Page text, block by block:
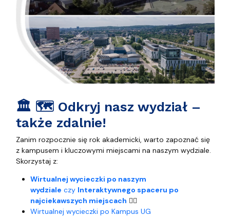
🏛️ 🗺️ Odkryj nasz wydział –
także zdalnie!
Zanim rozpocznie się rok akademicki, warto zapoznać się
z kampusem i kluczowymi miejscami na naszym wydziale.
Skorzystaj z:
Wirtualnej wycieczki po naszym
wydziale czy Interaktywnego spaceru po
najciekawszych miejscach 🚶‍♂️
Wirtualnej wycieczki po Kampus UG